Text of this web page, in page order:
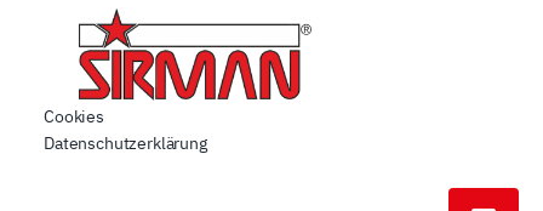
Cookies
Datenschutzerklärung